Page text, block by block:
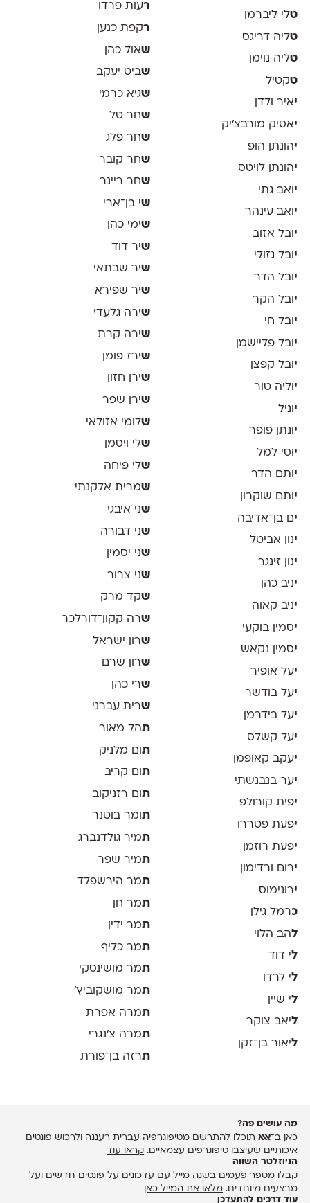
טלי ליברמן
טליה דריגס
טליה נוימן
טקטיל
יאיר ולדן
יאסיק מורבצ'יק
יהונתן הופ
יהונתן לויטס
י ואב גתי
יואב עינהר
י ובל אזוב
יובל גזולי
י ובל הדר
י ובל הקר
יובל חי
י ובל פליישמן
יובל קפצן
י וליה טור
י וניל
יונתן פופר
י וסי למל
יותם הדר
י ותם שוקרון
ים בן־אדיבה
ינון אביטל
ינון זינגר
יניב כהן
יניב קאוה
יסמין בוקעי
יסמין נקאש
יעל אופיר
יעל בודשר
יעל בידרמן
יעל קשלס
יעקב קאופמן
יער בנבנשתי
יפית קורולפ
יפעת פטררו
יפעת רוזמן
ירום ורדימון
ירונימוס
כרמל גילן
להב הלוי
לי דוד
לי לרדו
לי שיין
ליאב צוקר
ליאור בן־זקן
רעות פרדו
רקפת כנען
שאול כהן
שביט יעקב
שגיא כרמי
שחר טל
שחר פלג
שחר קובר
שחר ריינר
שי בן־ארי
שימי כהן
שיר דוד
שיר שבתאי
שיר שפירא
שירה גלעדי
שירה קרת
שירז פומן
שירן חזון
שירן שפר
שלומי אזולאי
שלי ויסמן
שלי פיחה
שמרית אלקנתי
שני איבגי
שני דבורה
שני יסמין
שני צרור
שקד מרק
שרה קקון־דורלכר
שרון ישראל
שרון שרם
שרי כהן
שרית עברני
תהל מאור
תום מלניק
ת ום קריב
ת ום רזניקוב
תומר בוטנר
תמיר גולדנברג
תמיר שפר
תמר הירשפלד
תמר חן
תמר ידין
תמר כליף
תמר מושינסקי
תמר מושקוביץ'
תמרה אפרת
תמרה צ׳נגרי
תרזה בן־פורת
מה עושים פה?
כאן ב־אאאתוכלו להתרשם מטיפוגרפיה עברית רעננה ולרכוש פונטים
איכותיים שעיצבו טיפוגרפים עצמאיים. קראו עוד
הניוזלטר השווה
קבלו מספר פעמים בשנה מייל עם עדכונים על פונטים חדשים ועל
מבצעים מיוחדים. מלאו את המייל כאן
עוד דרכים להתעדכן